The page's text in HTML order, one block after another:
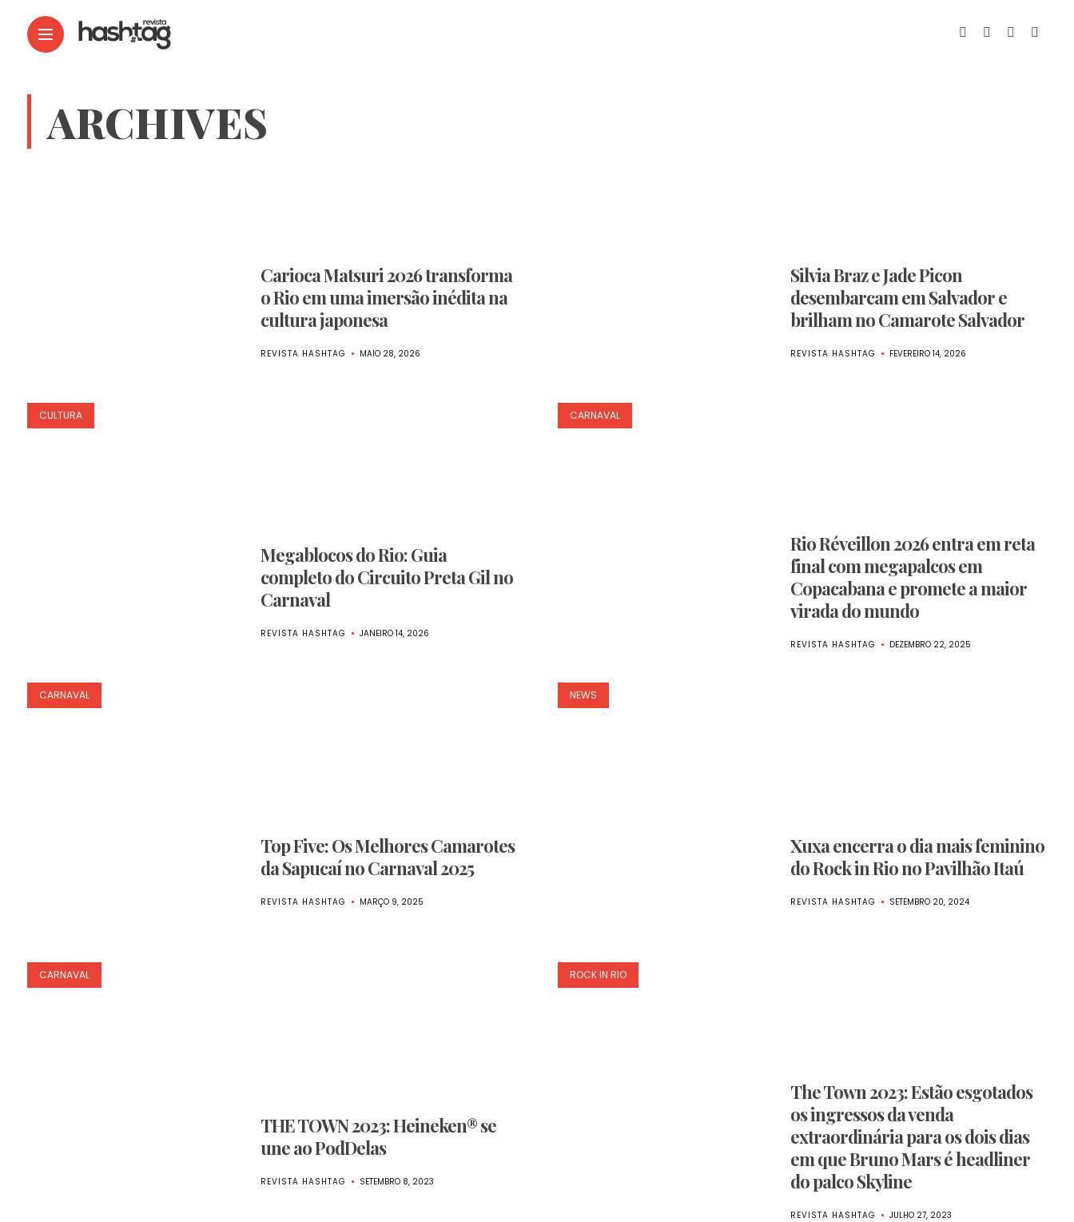
Imprensa
ARCHIVES
CULTURA
Carioca Matsuri 2026 transforma
o Rio em uma imersão inédita na
cultura japonesa
REVISTA HASHTAG MAIO 28, 2026
CARNAVAL
Silvia Braz e Jade Picon
desembarcam em Salvador e
brilham no Camarote Salvador
REVISTA HASHTAG FEVEREIRO 14, 2026
CARNAVAL
Megablocos do Rio: Guia
completo do Circuito Preta Gil no
Carnaval
REVISTA HASHTAG JANEIRO 14, 2026
NEWS
Rio Réveillon 2026 entra em reta
final com megapalcos em
Copacabana e promete a maior
virada do mundo
REVISTA HASHTAG DEZEMBRO 22, 2025
CARNAVAL
Top Five: Os Melhores Camarotes
da Sapucaí no Carnaval 2025
REVISTA HASHTAG MARÇO 9, 2025
ROCK IN RIO
Xuxa encerra o dia mais feminino
do Rock in Rio no Pavilhão Itaú
REVISTA HASHTAG SETEMBRO 20, 2024
THE TOWN 2023: Heineken® se
une ao PodDelas
REVISTA HASHTAG SETEMBRO 8, 2023
The Town 2023: Estão esgotados
os ingressos da venda
extraordinária para os dois dias
em que Bruno Mars é headliner
do palco Skyline
REVISTA HASHTAG JULHO 27, 2023